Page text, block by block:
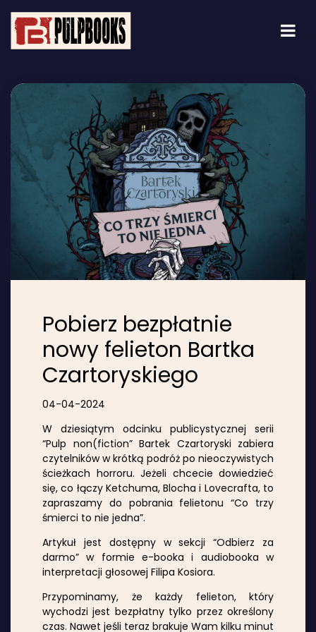
Pobierz bezpłatnie
nowy felieton Bartka
Czartoryskiego
04-04-2024
W dziesiątym odcinku publicystycznej serii
“Pulp non(fiction” Bartek Czartoryski zabiera
czytelników w krótką podróż po nieoczywistych
ścieżkach horroru. Jeżeli chcecie dowiedzieć
się, co łączy Ketchuma, Blocha i Lovecrafta, to
zapraszamy do pobrania felietonu “Co trzy
śmierci to nie jedna”.
Artykuł jest dostępny w sekcji “Odbierz za
darmo” w formie e-booka i audiobooka w
interpretacji głosowej Filipa Kosiora.
Przypominamy, że każdy felieton, który
wychodzi jest bezpłatny tylko przez określony
czas. Nawet jeśli teraz brakuje Wam kilku minut